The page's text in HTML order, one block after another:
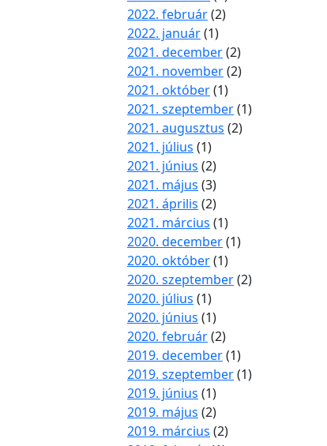
2022. február(2)
2022. január(1)
2021. december(2)
2021. november(2)
2021. október(1)
2021. szeptember(1)
2021. augusztus (2)
2021. július (1)
2021. június (2)
2021. május (3)
2021. április (2)
2021. március (1)
2020. december(1)
2020. október(1)
2020. szeptember(2)
2020. július (1)
2020. június (1)
2020. február(2)
2019. december(1)
2019. szeptember(1)
2019. június (1)
2019. május (2)
2019. március (2)